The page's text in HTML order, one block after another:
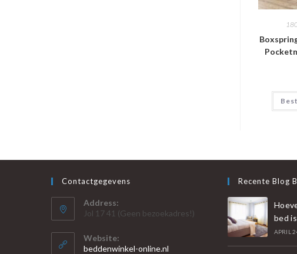
Contactgegevens
Address:
Jol 17 41 (Geen bezoekadres!)
Website:
beddenwinkel-online.nl
Recente Blog
bed
APRIL